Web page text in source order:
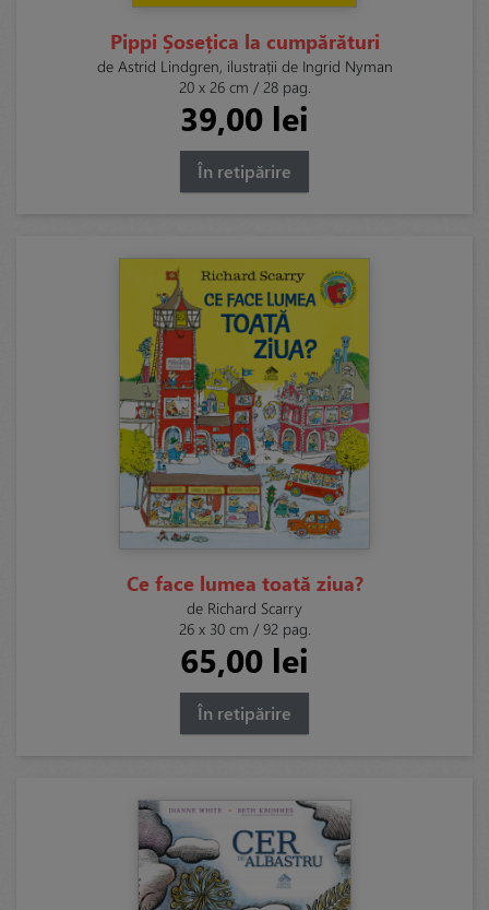
Pippi Șosețica la cumpărături
de Astrid Lindgren, ilustrații de Ingrid Nyman
20 x 26 cm / 28 pag.
39,00 lei
În retipărire
Ce face lumea toată ziua?
de Richard Scarry
26 x 30 cm / 92 pag.
65,00 lei
În retipărire